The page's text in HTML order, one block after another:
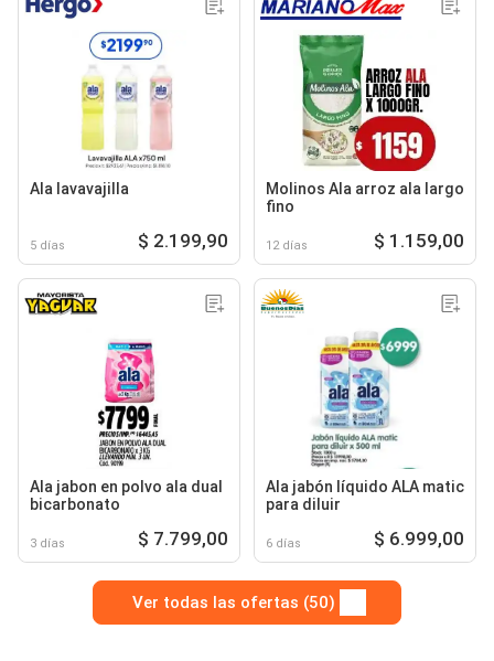
Ala lavavajilla
5 días $ 2.199,90
Molinos Ala arroz ala largo
fino
12 días $ 1.159,00
Ala jabon en polvo ala dual
bicarbonato
3 días $ 7.799,00
Ala jabón líquido ALA matic
para diluir
6 días $ 6.999,00
Ver todas las ofertas (50)